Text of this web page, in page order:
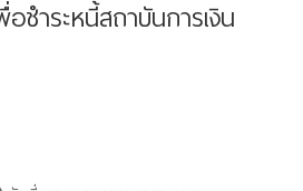
ชำระหนี้สถาบันการเงิน